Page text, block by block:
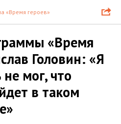
«Время героев»
«Время
Головин: «Я
мог, что
в таком